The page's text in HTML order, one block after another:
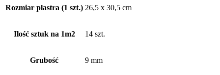
Rozmiar plastra (1 szt.) 26,5 x 30,5 cm
Ilość sztuk na 1m2 14 szt.
Grubość 9 mm